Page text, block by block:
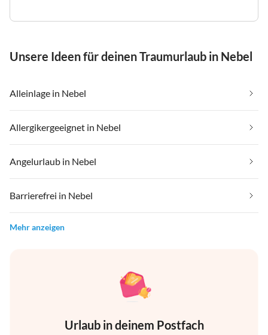
Unsere Ideen für deinen Traumurlaub in Nebel
Alleinlage in Nebel
Allergikergeeignet in Nebel
Angelurlaub in Nebel
Barrierefrei in Nebel
Mehr anzeigen
Urlaub in deinem Postfach